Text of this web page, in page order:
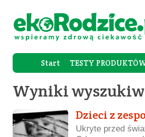
Start TESTY
Wyniki
Dzieci z
Ukryte przed